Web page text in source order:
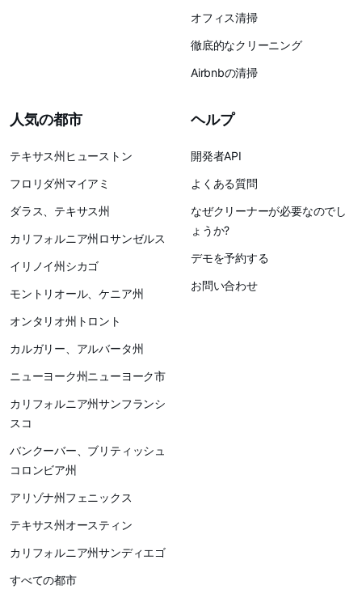
オフィス清掃
徹底的なクリーニング
Airbnbの清掃
人気の都市
テキサス州ヒューストン
フロリダ州マイアミ
ダラス、テキサス州
カリフォルニア州ロサンゼルス
イリノイ州シカゴ
モントリオール、ケニア州
オンタリオ州トロント
カルガリー、アルバータ州
ニューヨーク州ニューヨーク市
カリフォルニア州サンフランシ
スコ
バンクーバー、ブリティッシュ
コロンビア州
アリゾナ州フェニックス
テキサス州オースティン
カリフォルニア州サンディエゴ
すべての都市
ヘルプ
開発者API
よくある質問
なぜクリーナーが必要なのでし
ょうか?
デモを予約する
お問い合わせ